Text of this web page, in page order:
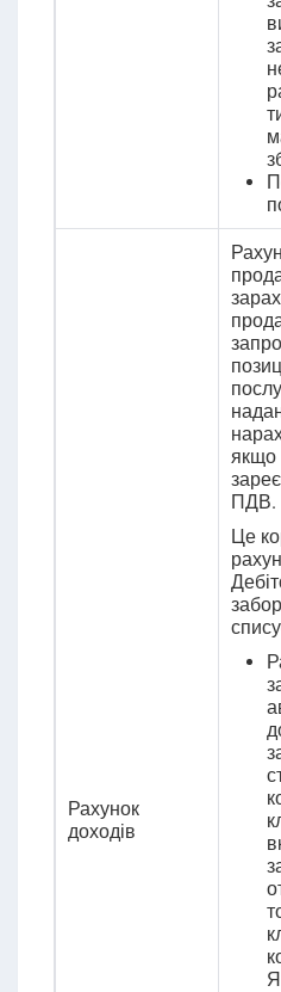
Рахунок
доходів
якщо
ПДВ.
Це